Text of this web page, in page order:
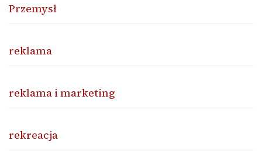
Przemysł
reklama
reklama i marketing
rekreacja